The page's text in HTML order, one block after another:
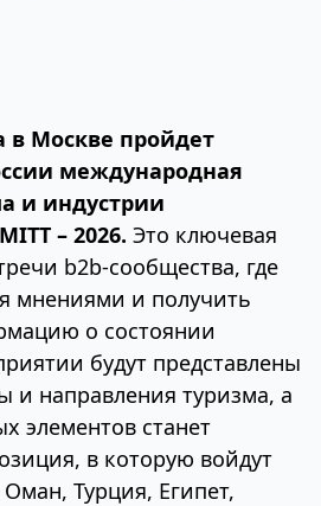
в Москве пройдет
международная
и индустрии
– 2026. Это ключевая
b2b-сообщества, где
мнениями и получить
о состоянии
будут представлены
и направления туризма, а
элементов станет
в которую войдут
Турция, Египет,